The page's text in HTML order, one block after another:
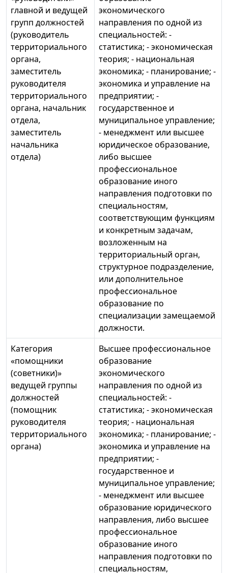
главной и ведущей
групп должностей
(руководитель
территориального
органа,
заместитель
руководителя
территориального
органа, начальник
отдела,
заместитель
начальника
отдела)
экономического
направления по одной из
специальностей: -
статистика; - экономическая
теория; - национальная
экономика; - планирование; -
экономика и управление на
предприятии; -
государственное и
муниципальное управление;
- менеджмент или высшее
юридическое образование,
либо высшее
профессиональное
образование иного
направления подготовки по
специальностям,
соответствующим функциям
и конкретным задачам,
возложенным на
территориальный орган,
структурное подразделение,
или дополнительное
профессиональное
образование по
специализации замещаемой
должности.
Категория
«помощники
(советники)»
ведущей группы
должностей
(помощник
руководителя
территориального
органа)
Высшее профессиональное
образование
экономического
направления по одной из
специальностей: -
статистика; - экономическая
теория; - национальная
экономика; - планирование; -
экономика и управление на
предприятии; -
государственное и
муниципальное управление;
- менеджмент или высшее
образование юридического
направления, либо высшее
профессиональное
образование иного
направления подготовки по
специальностям,